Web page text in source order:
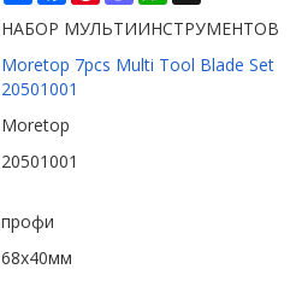
НАБОР МУЛЬТИИНСТРУМЕНТОВ
Moretop 7pcs Multi Tool Blade Set
20501001
Moretop
20501001
профи
68x40мм